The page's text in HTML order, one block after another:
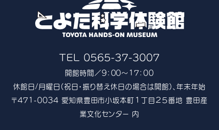
TEL 0565-37-3007
開館時間／9：00〜17：00
休館日/月曜日(祝日・振り替え休日の場合は開館)、年末年始
〒471-0034 愛知県豊田市小坂本町１丁目２５番地 豊田産
業文化センター 内